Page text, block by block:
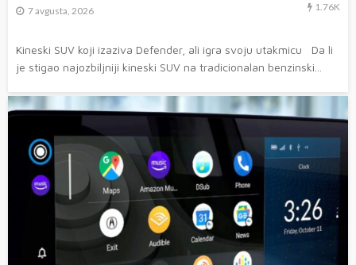
7 avgusta, 2026 1.76K
Kineski SUV koji izaziva Defender, ali igra svoju utakmicu Da li
je stigao najozbiljniji kineski SUV na tradicionalan benzinski...